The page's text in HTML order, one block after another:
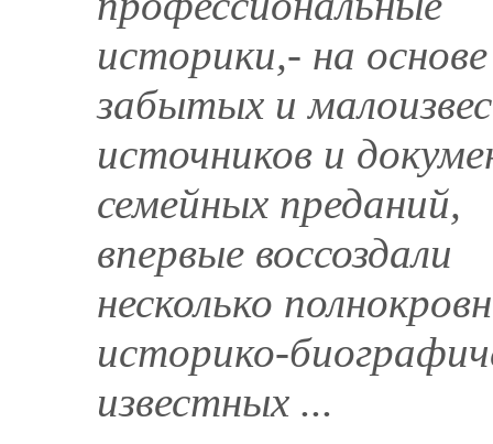
историки,- на основе
забытых и
источников и
семейных преданий,
впервые воссоздали
несколько
историко-
известных ...